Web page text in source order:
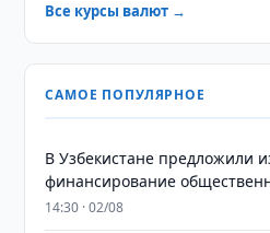
Все курсы валют →
САМОЕ ПОПУЛЯРНОЕ
В Узбекистане предложили
финансирование
14:30 · 02/08